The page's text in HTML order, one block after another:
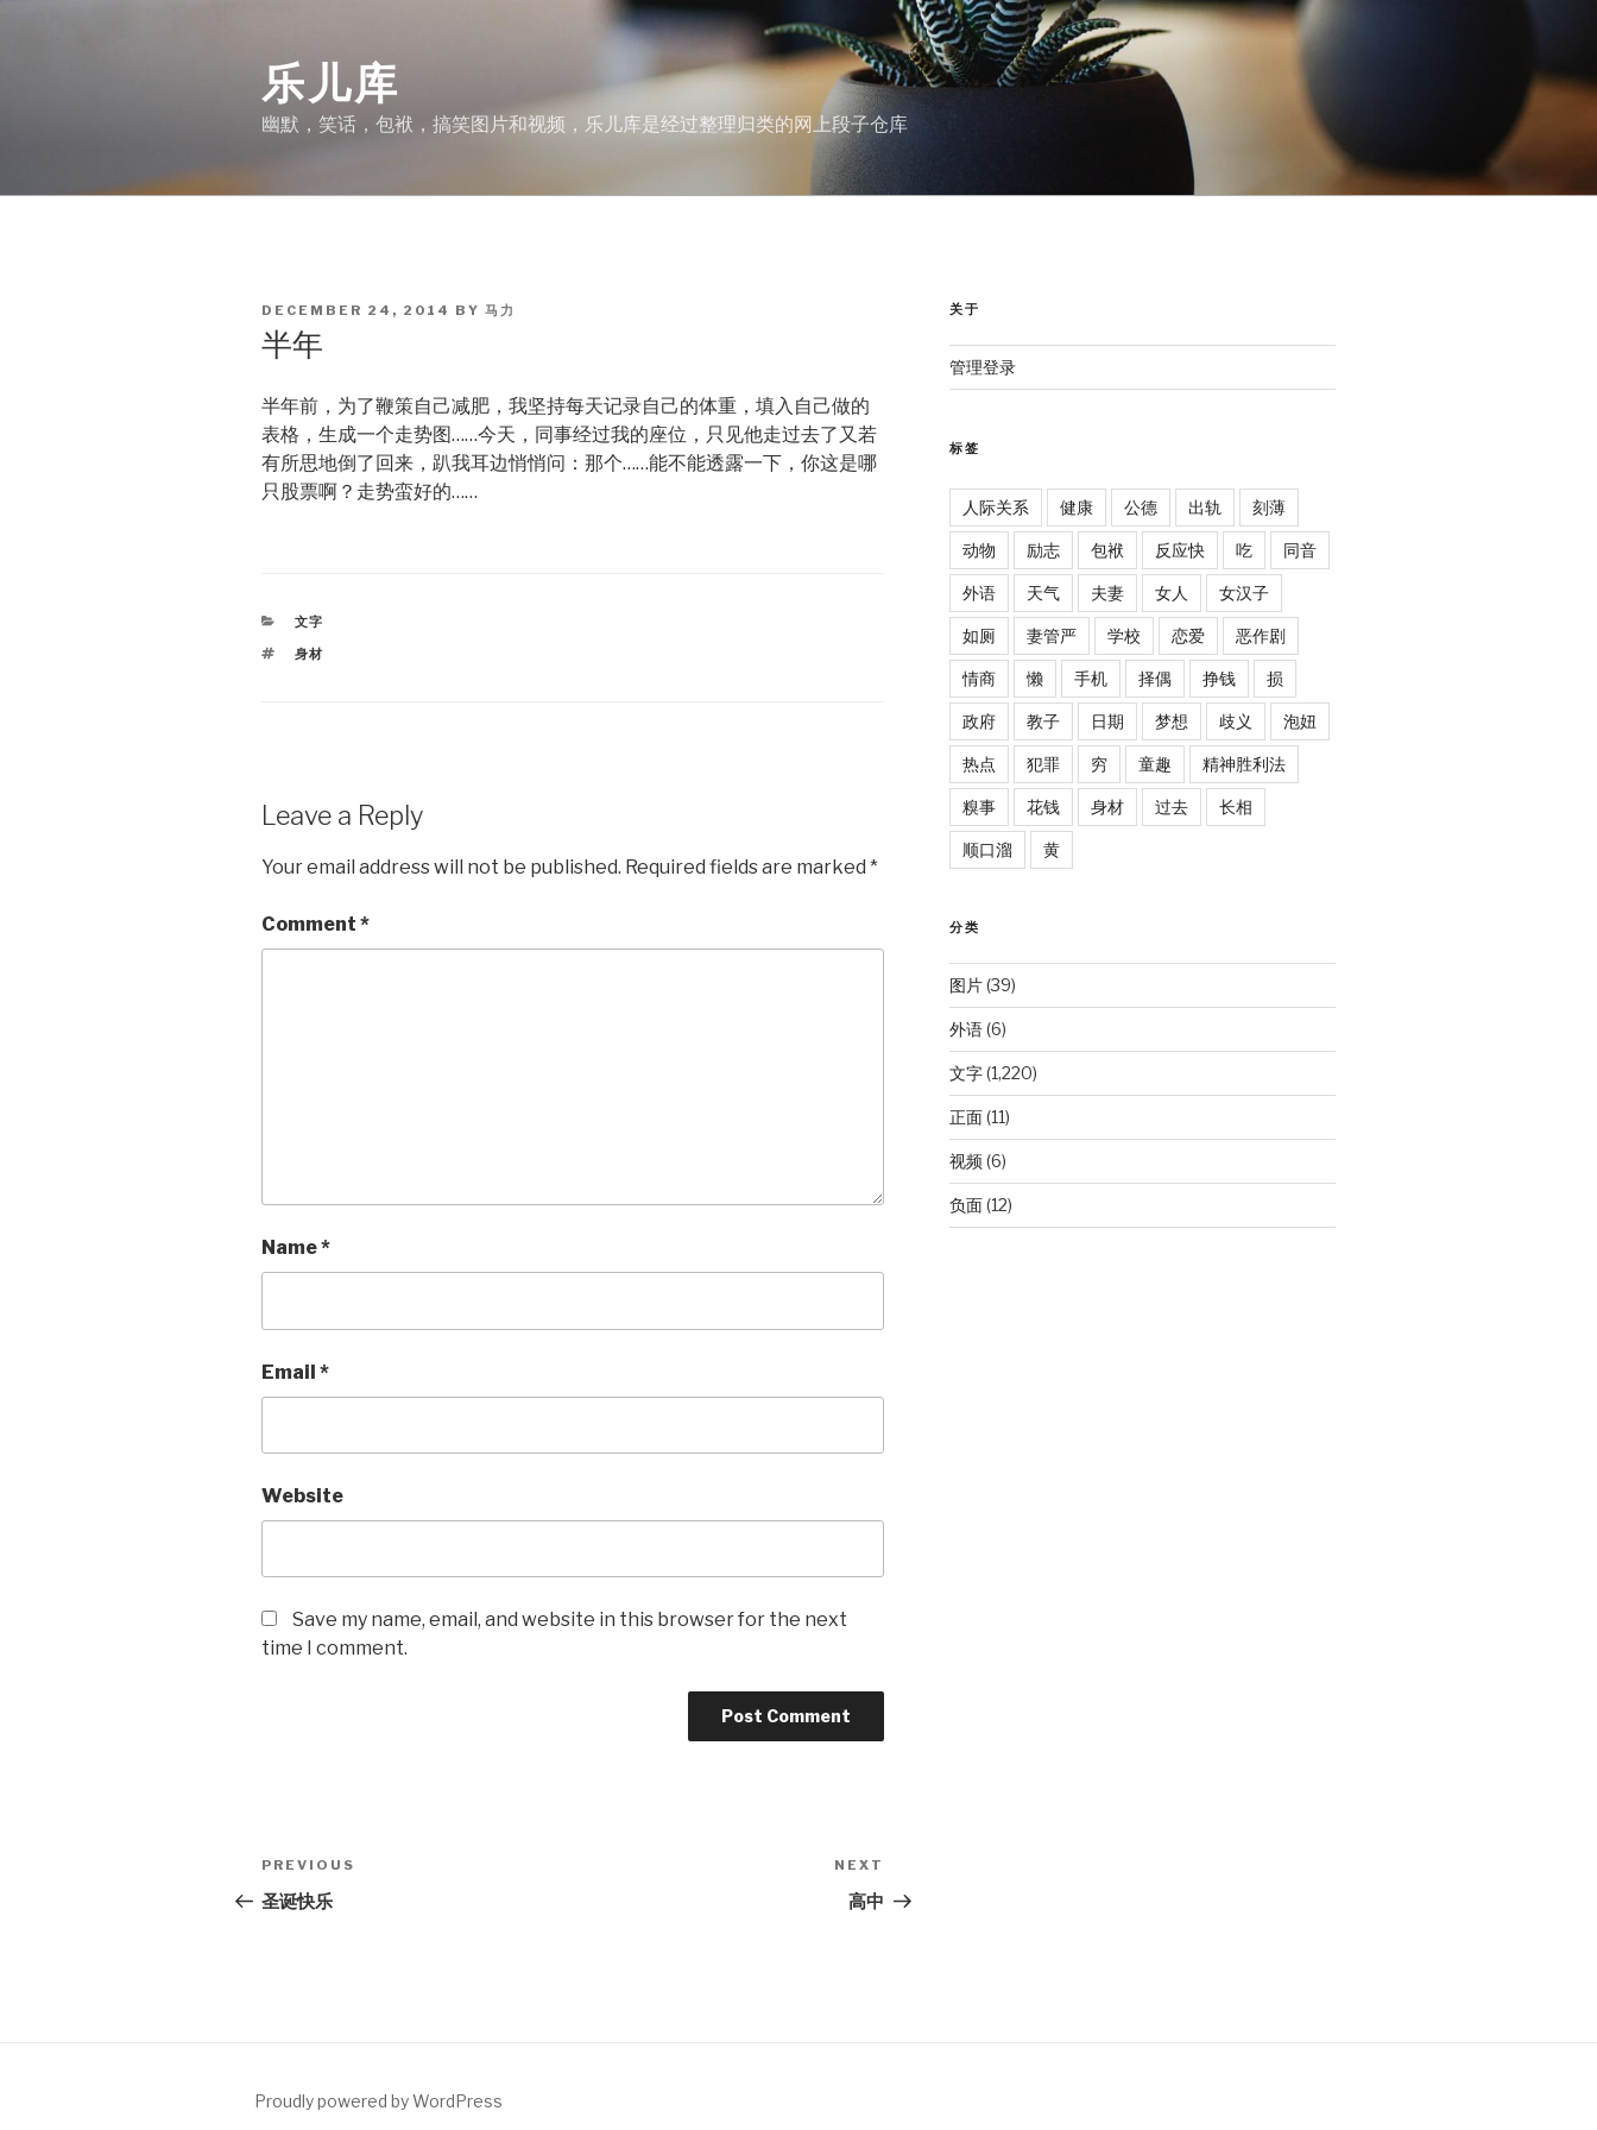
乐儿库
幽默，笑话，包袱，搞笑图片和视频，乐儿库是经过整理归类的网上段子仓库
POSTED
ON
DECEMBER 24, 2014 BY 马力
半年
半年前，为了鞭策自己减肥，我坚持每天记录自己的体重，填入自己做的
表格，生成一个走势图……今天，同事经过我的座位，只见他走过去了又若
有所思地倒了回来，趴我耳边悄悄问：那个……能不能透露一下，你这是哪
只股票啊？走势蛮好的……
CATEGORIES
文字
TAGS
身材
Leave a Reply
Your email address will not be published. Required fields are marked *
Comment *
Name*
Email *
Website
Save my name, email, and website in this browser for the next
time I comment.
Post
navigation
Previous
Post
PREVIOUS
圣诞快乐
Post
NEXT
高中
关于
管理登录
标签
人际关系 健康 公德 出轨 刻薄
动物 励志 包袱 反应快 吃 同音
外语 天气 夫妻 女人 女汉子
如厕 妻管严 学校 恋爱 恶作剧
情商 懒 手机 择偶 挣钱 损
政府 教子 日期 梦想 歧义 泡妞
热点 犯罪 穷 童趣 精神胜利法
糗事 花钱 身材 过去 长相
顺口溜 黄
分类
图片(39)
外语(6)
文字(1,220)
正面(11)
视频(6)
负面(12)
Proudly powered by WordPress